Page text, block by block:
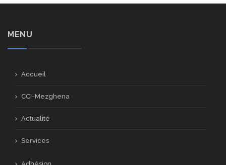
MENU
Accueil
CCI-Mezghena
Actualité
Services